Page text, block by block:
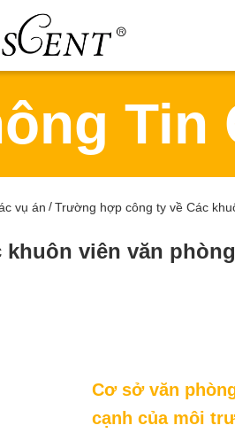
Tin
vụ án /Trường hợp công ty về Các
khuôn viên văn
Cơ sở văn
cạnh của môi